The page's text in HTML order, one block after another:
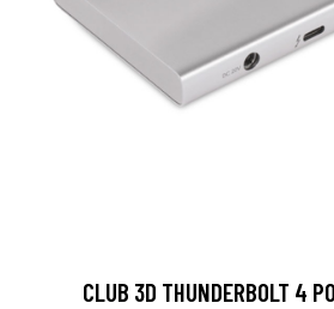
CLUB 3D THUNDERBOLT 4